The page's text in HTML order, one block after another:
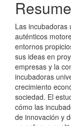
Las incubadoras
auténticos
entornos
sus ideas en
empresas y la
incubadoras
crecimiento
sociedad. El
cómo las
de innovación y